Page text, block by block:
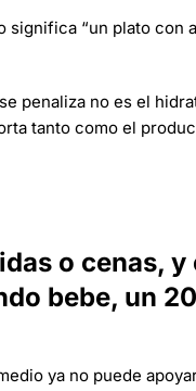
significa “un plato
penaliza no es el
tanto como el
o cenas,
bebe, un
ya no puede